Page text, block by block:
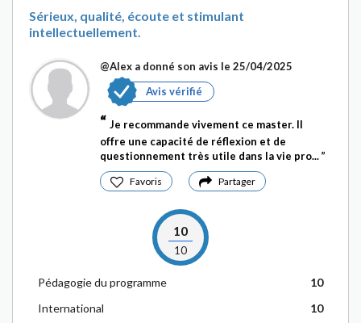
Sérieux, qualité, écoute et stimulant
intellectuellement.
@Alex a donné son avis le 25/04/2025
Avis vérifié
Je recommande vivement ce master. Il
offre une capacité de réflexion et de
questionnement très utile dans la vie pro...
Favoris Partager
10
10
Pédagogie du programme
10
International
10